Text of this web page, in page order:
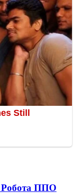
Робота ППО